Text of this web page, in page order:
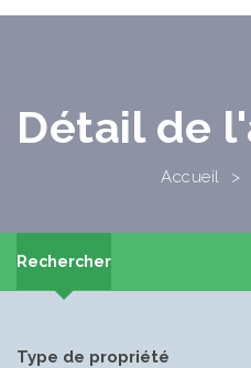
Détail de
Accueil >
Rechercher
Type de propriété